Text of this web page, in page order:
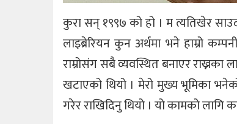
कुरा सन् १९९७ को हो । म त्यतिखेर
लाइब्रेरियन कुन अर्थमा भने हाम्रो
राम्रोसंग सबै व्यवस्थित बनाएर राख्नका
खटाएको थियो । मेरो मुख्य भूमिका
गरेर राखिदिनु थियो । यो कामको